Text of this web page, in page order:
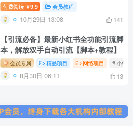
付费阅读 ￥9.9 会员教程
10月29日 13:08 141
【引流必备】最新小红书全功能引流脚
本，解放双手自动引流【脚本+教程】
会员专属 精品项目 网络项目 # 小红
8月30日 06:11 13